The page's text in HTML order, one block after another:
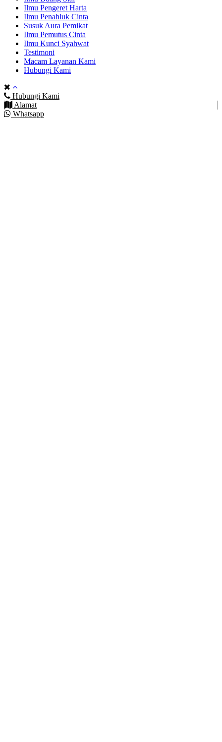
Ilmu Pengeret Harta
Ilmu Penahluk Cinta
Susuk Aura Pemikat
Ilmu Pemutus Cinta
Ilmu Kunci Syahwat
Testimoni
Macam Layanan Kami
Hubungi Kami
Hubungi Kami
Alamat
Whatsapp